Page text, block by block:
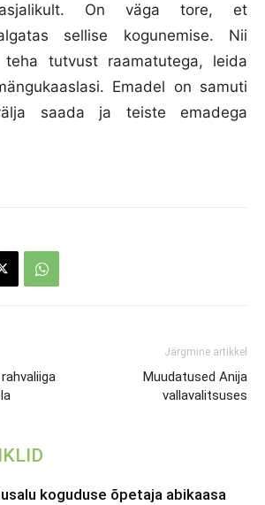
On väga tore, et
sellise kogunemise. Nii
teha tutvust raamatutega, leida
Emadel on samuti
saada ja teiste emadega
Järgmine artikkel
Muudatused Anija
vallavalitsuses
koguduse õpetaja abikaasa